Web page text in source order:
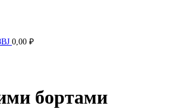
0,00 ₽
бортами